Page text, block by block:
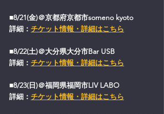
■8/21(金)＠京都府京都市someno kyoto
詳細： チケット情報・詳細はこちら
■8/22(土)＠大分県大分市Bar USB
詳細： チケット情報・詳細はこちら
■8/23(日)＠福岡県福岡市LIV LABO
詳細： チケット情報・詳細はこちら